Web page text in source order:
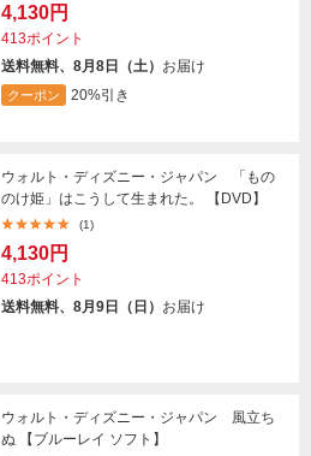
4,130円
413ポイント
送料無料、8月8日（土） お届け
クーポン 20%引き
ウォルト・ディズニー・ジャパン 「もの
のけ姫」はこうして生まれた。 【DVD】
(1)
4,130円
413ポイント
送料無料、8月9日（日） お届け
ウォルト・ディズニー・ジャパン 風立ち
ぬ 【ブルーレイ ソフト】